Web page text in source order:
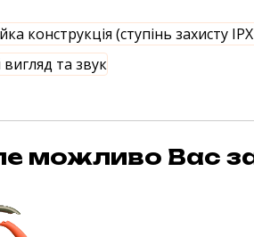
конструкція (ступінь захисту
та звук
можливо Вас